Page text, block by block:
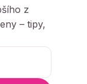
z
– tipy,